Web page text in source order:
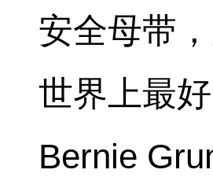
安全母带
世界上最
Bernie